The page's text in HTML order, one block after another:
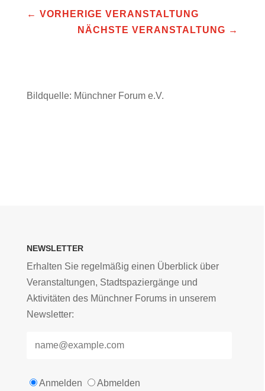
← VORHERIGE VERANSTALTUNG
NÄCHSTE VERANSTALTUNG →
Bildquelle: Münchner Forum e.V.
NEWSLETTER
Erhalten Sie regelmäßig einen Überblick über
Veranstaltungen, Stadtspaziergänge und
Aktivitäten des Münchner Forums in unserem
Newsletter:
Anmelden Abmelden